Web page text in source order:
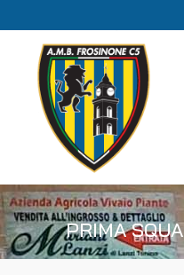
PRIMA